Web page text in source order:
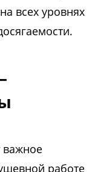
всех уровнях
важное
работе